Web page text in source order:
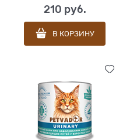
210 руб.
В КОРЗИНУ